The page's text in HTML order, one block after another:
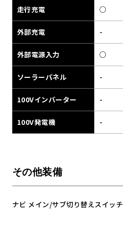
走行充電 ○
外部充電 -
外部電源入力 ○
ソーラーパネル -
100Vインバーター -
100V発電機 -
その他装備
ナビ メイン/サブ切り替えスイッチ